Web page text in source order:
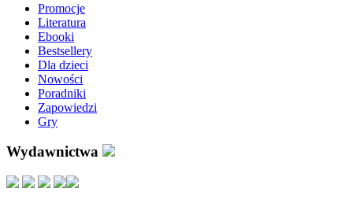
Promocje
Literatura
Ebooki
Bestsellery
Dla dzieci
Nowości
Poradniki
Zapowiedzi
Gry
Wydawnictwa